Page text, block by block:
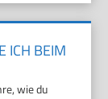
ICH BEIM
wie du